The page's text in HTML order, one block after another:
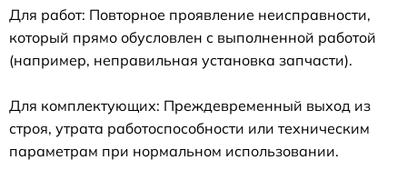
Для работ: Повторное проявление неисправности,
который прямо обусловлен с выполненной работой
(например, неправильная установка запчасти).
Для комплектующих: Преждевременный выход из
строя, утрата работоспособности или техническим
параметрам при нормальном использовании.